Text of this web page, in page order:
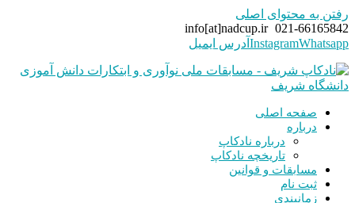
رفتن به محتوای اصلی
021-66165842
info[at]nadcup.ir
InstagramWhatsapp آدرس ایمیل
صفحه اصلی
درباره
درباره نادکاپ
تاریخچه نادکاپ
مسابقات و قوانین
ثبت نام
زمانبندی